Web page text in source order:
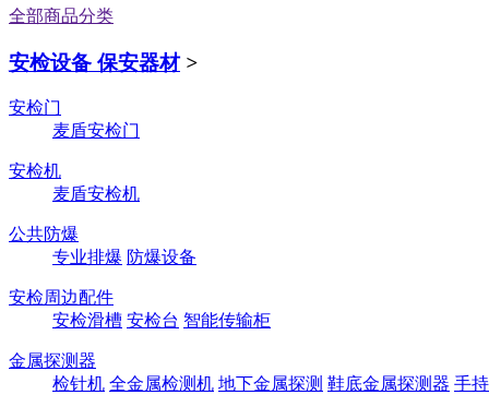
全部商品分类
安检设备 保安器材 >
安检门
麦盾安检门
安检机
麦盾安检机
公共防爆
专业排爆 防爆设备
安检周边配件
安检滑槽 安检台 智能传输柜
金属探测器
检针机 全金属检测机 地下金属探测 鞋底金属探测器 手